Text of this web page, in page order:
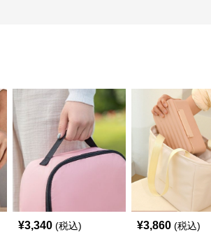
¥3,340 (税込) ¥3,860 (税込)